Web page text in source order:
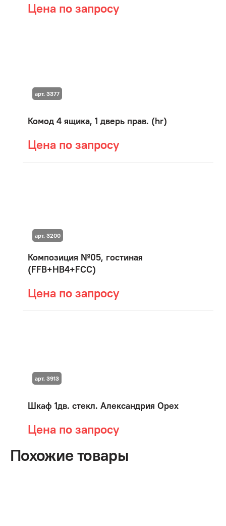
Цена по запросу
Комод 4 ящика, 1 дверь прав. (hr)
Цена по запросу
арт. 3377
Композиция №05, гостиная
(FFB+HB4+FСС)
Цена по запросу
арт. 3200
Шкаф 1дв. стекл. Александрия Орех
Цена по запросу
арт. 3913
Похожие товары